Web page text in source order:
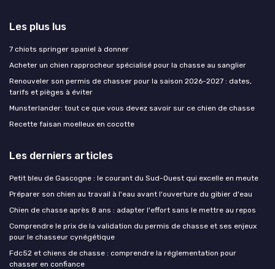
Les plus lus
7 chiots springer spaniel à donner
Acheter un chien rapprocheur spécialisé pour la chasse au sanglier
Renouveler son permis de chasser pour la saison 2026-2027 : dates,
tarifs et pièges à éviter
Munsterlander: tout ce que vous devez savoir sur ce chien de chasse
Recette faisan moelleux en cocotte
Les derniers articles
Petit bleu de Gascogne : le courant du Sud-Ouest qui excelle en meute
Préparer son chien au travail à l'eau avant l'ouverture du gibier d'eau
Chien de chasse après 8 ans : adapter l'effort sans le mettre au repos
Comprendre le prix de la validation du permis de chasse et ses enjeux
pour le chasseur cynégétique
Fdc52 et chiens de chasse : comprendre la réglementation pour
chasser en confiance